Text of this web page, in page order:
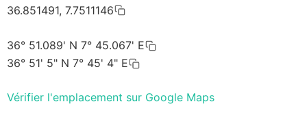
36.851491, 7.7511146
36° 51.089' N 7° 45.067' E
36° 51' 5" N 7° 45' 4" E
Vérifier l'emplacement sur Google Maps